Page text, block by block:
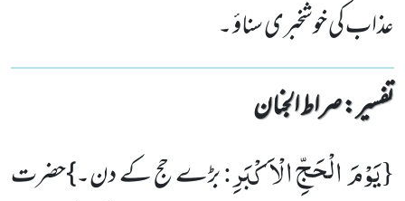
عذاب کی خوشخبری سناؤ ۔
تفسیر : ‎صراط الجنان
{یَوْمَ الْحَجِّ الْاَكْبَرِ:بڑے حج کے دن۔}حضرت